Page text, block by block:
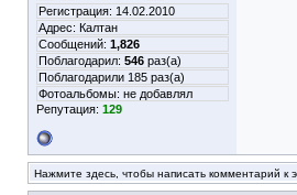
Регистрация: 14.02.2010
Адрес: Калтан
Сообщений: 1,826
Поблагодарил: 546 раз(а)
Поблагодарили 185 раз(а)
Фотоальбомы: не добавлял
Репутация: 129
Нажмите здесь, чтобы написать комментарий к